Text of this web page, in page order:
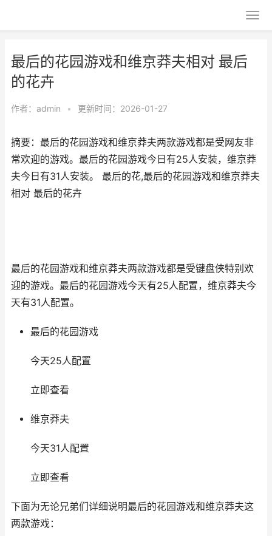
最后的花园游戏和维京莽夫相对 最后
的花卉
作者： admin • 更新时间：2026-01-27
摘要：最后的花园游戏和维京莽夫两款游戏都是受网友非
常欢迎的游戏。最后的花园游戏今日有25人安装，维京莽
夫今日有31人安装。 最后的花,最后的花园游戏和维京莽夫
相对 最后的花卉
最后的花园游戏和维京莽夫两款游戏都是受键盘侠特别欢
迎的游戏。最后的花园游戏今天有25人配置，维京莽夫今
天有31人配置。
最后的花园游戏
今天25人配置
立即查看
维京莽夫
今天31人配置
立即查看
下面为无论兄弟们详细说明最后的花园游戏和维京莽夫这
两款游戏：